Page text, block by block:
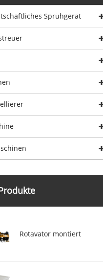
Sprühgerät
Rotavator montiert